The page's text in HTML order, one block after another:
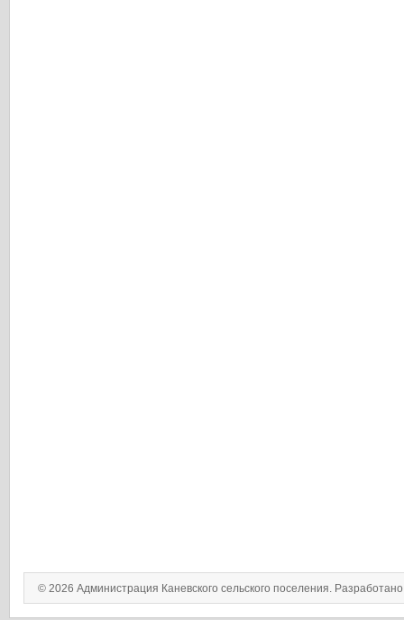
© 2026 Администрация Каневского сельского поселения.